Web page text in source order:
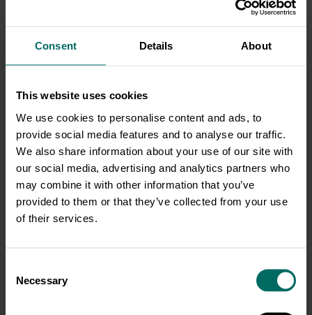
Consent Details About
This website uses cookies
We use cookies to personalise content and ads, to
provide social media features and to analyse our traffic.
We also share information about your use of our site with
our social media, advertising and analytics partners who
may combine it with other information that you’ve
provided to them or that they’ve collected from your use
of their services.
Selection
Necessary
Ocal kurczaki przed cierpieniem
Kurczaki rosną tak szybko, że nie są w stanie
utrzymać swojej masy, a ich nogi łamią się pod ich
klatką, z której nie ma ucieczki. Żyją w potwornym
ścisku i cierpią całe swoje życie.
Wesprzyj kampanię Frankenkurczak.